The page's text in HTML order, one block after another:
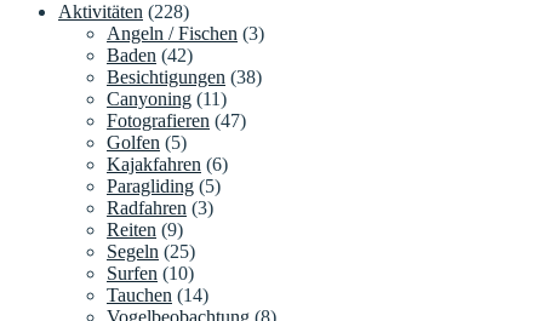
Aktivitäten (228)
Angeln / Fischen (3)
Baden (42)
Besichtigungen (38)
Canyoning (11)
Fotografieren (47)
Golfen (5)
Kajakfahren (6)
Paragliding (5)
Radfahren (3)
Reiten (9)
Segeln (25)
Surfen (10)
Tauchen (14)